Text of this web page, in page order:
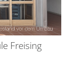
Freising